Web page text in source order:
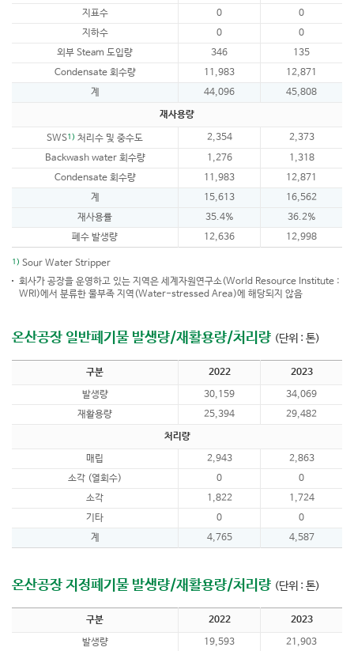
지표수
0
0
지하수
0
0
외부 Steam 도입량
346
135
Condensate 회수량
11,983
12,871
계
44,096
45,808
재사용량
SWS1) 처리수 및 중수도 2,354
2,373
Backwash water 회수량
1,276
1,318
Condensate 회수량
11,983
12,871
계
15,613
16,562
재사용률
35.4%
36.2%
폐수 발생량
12,636 12,998
1) Sour Water Stripper
회사가 공장을 운영하고 있는 지역은 세계자원연구소(World Resource Institute :
WRI)에서 분류한 물부족 지역(Water-stressed Area)에 해당되지 않음
온산공장 일반폐기물 발생량/재활용량/처리량 (단위 : 톤)
구분 2022
2023
발생량
30,159
34,069
재활용량
25,394
29,482
처리량
매립
2,943
2,863
소각 (열회수)
0
0
소각
1,822
1,724
기타
0
0
계
4,765 4,587
온산공장 지정폐기물 발생량/재활용량/처리량 (단위 : 톤)
구분 2022
2023
발생량
19,593
21,903